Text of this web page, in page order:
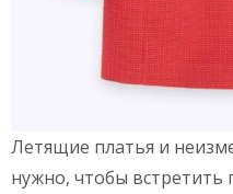
Летящие платья и
нужно, чтобы